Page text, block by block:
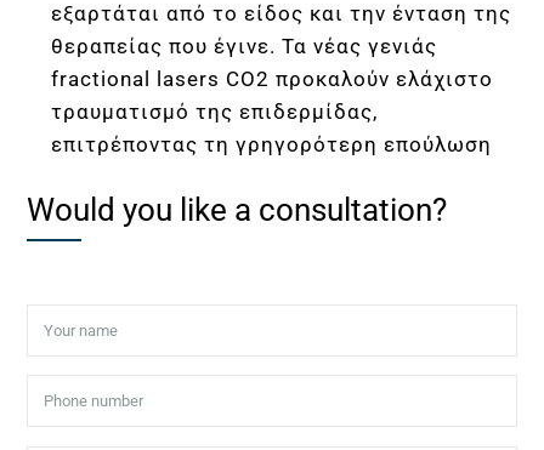
W
R
L
εξαρτάται από το είδος και την ένταση της
θεραπείας που έγινε. Τα νέας γενιάς
fractional lasers CO2 προκαλούν ελάχιστο
τραυματισμό της επιδερμίδας,
επιτρέποντας τη γρηγορότερη επούλωση
Would you like a consultation?